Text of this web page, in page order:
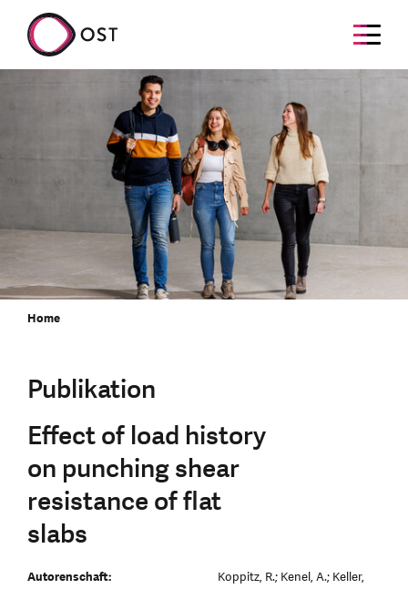
Home
Publikation
Effect of load history
on punching shear
resistance of flat
slabs
Autorenschaft:
Koppitz, R.; Kenel, A.; Keller,